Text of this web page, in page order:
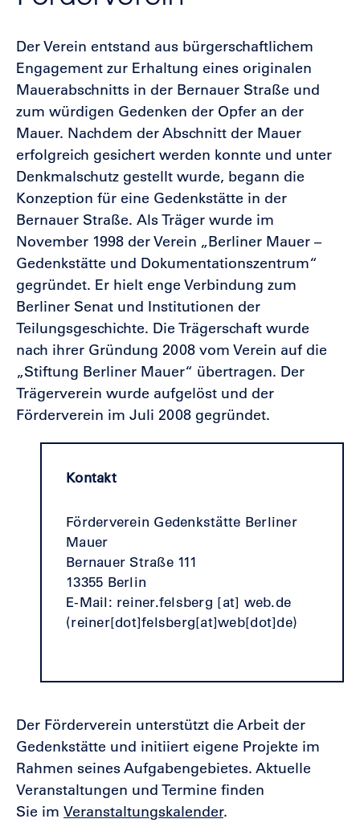
Der Verein entstand aus bürgerschaftlichem
Engagement zur Erhaltung eines originalen
Mauerabschnitts in der Bernauer Straße und
zum würdigen Gedenken der Opfer an der
Mauer. Nachdem der Abschnitt der Mauer
erfolgreich gesichert werden konnte und unter
Denkmalschutz gestellt wurde, begann die
Konzeption für eine Gedenkstätte in der
Bernauer Straße. Als Träger wurde im
November 1998 der Verein „Berliner Mauer –
Gedenkstätte und Dokumentationszentrum“
gegründet. Er hielt enge Verbindung zum
Berliner Senat und Institutionen der
Teilungsgeschichte. Die Trägerschaft wurde
nach ihrer Gründung 2008 vom Verein auf die
„Stiftung Berliner Mauer“ übertragen. Der
Trägerverein wurde aufgelöst und der
Förderverein im Juli 2008 gegründet.
Kontakt
Förderverein Gedenkstätte Berliner
Mauer
Bernauer Straße 111
13355 Berlin
E-Mail: reiner.felsberg [at] web.de
(reiner[dot]felsberg[at]web[dot]de)
Der Förderverein unterstützt die Arbeit der
Gedenkstätte und initiiert eigene Projekte im
Rahmen seines Aufgabengebietes. Aktuelle
Veranstaltungen und Termine finden
Sie im Veranstaltungskalender.